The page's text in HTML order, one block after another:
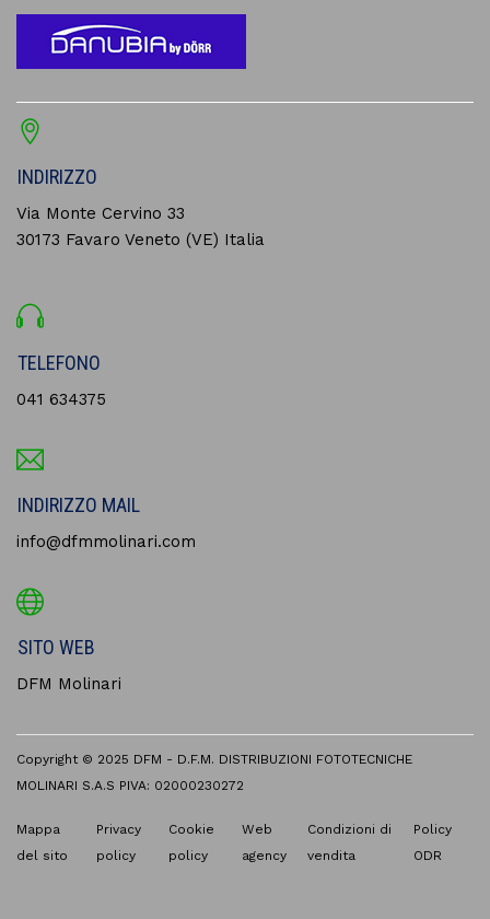
INDIRIZZO
Via Monte Cervino 33
30173 Favaro Veneto (VE) Italia
TELEFONO
041 634375
INDIRIZZO MAIL
info@dfmmolinari.com
SITO WEB
DFM Molinari
Copyright © 2025 DFM - D.F.M. DISTRIBUZIONI FOTOTECNICHE
MOLINARI S.A.S PIVA: 02000230272
Mappa
del sito
Privacy
policy
Cookie
policy
Web
agency
Condizioni di
vendita
Policy
ODR